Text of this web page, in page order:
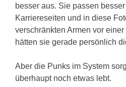
besser aus. Sie passen
Karriereseiten und in diese
verschränkten Armen vor
hätten sie gerade persönlich
Aber die Punks im System
überhaupt noch etwas lebt.